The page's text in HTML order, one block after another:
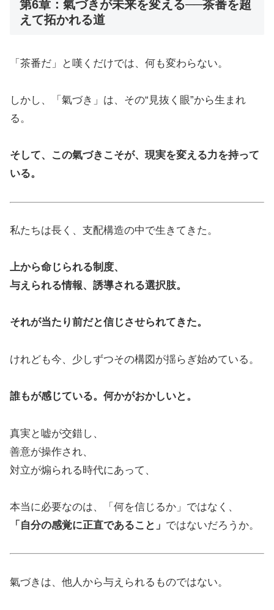
第6章：氣づきが未来を変える──茶番を超
えて拓かれる道
「茶番だ」と嘆くだけでは、何も変わらない。
しかし、「氣づき」は、その“見抜く眼”から生まれ
る。
そして、この氣づきこそが、現実を変える力を持って
いる。
私たちは長く、支配構造の中で生きてきた。
上から命じられる制度、
与えられる情報、誘導される選択肢。
それが当たり前だと信じさせられてきた。
けれども今、少しずつその構図が揺らぎ始めている。
誰もが感じている。何かがおかしいと。
真実と嘘が交錯し、
善意が操作され、
対立が煽られる時代にあって、
本当に必要なのは、「何を信じるか」ではなく、
「自分の感覚に正直であること」 ではないだろうか。
氣づきは、他人から与えられるものではない。